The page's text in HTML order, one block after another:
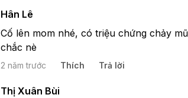
Hân Lê
Cố lên mom nhé, có triệu chứng chảy
chắc nè
2 năm trước Thích Trả lời
Thị Xuân Bùi